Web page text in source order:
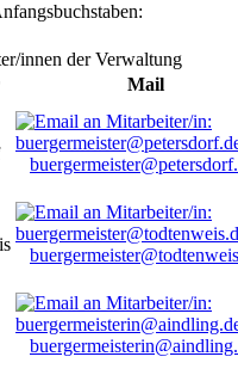
innen der Verwaltung
Mail